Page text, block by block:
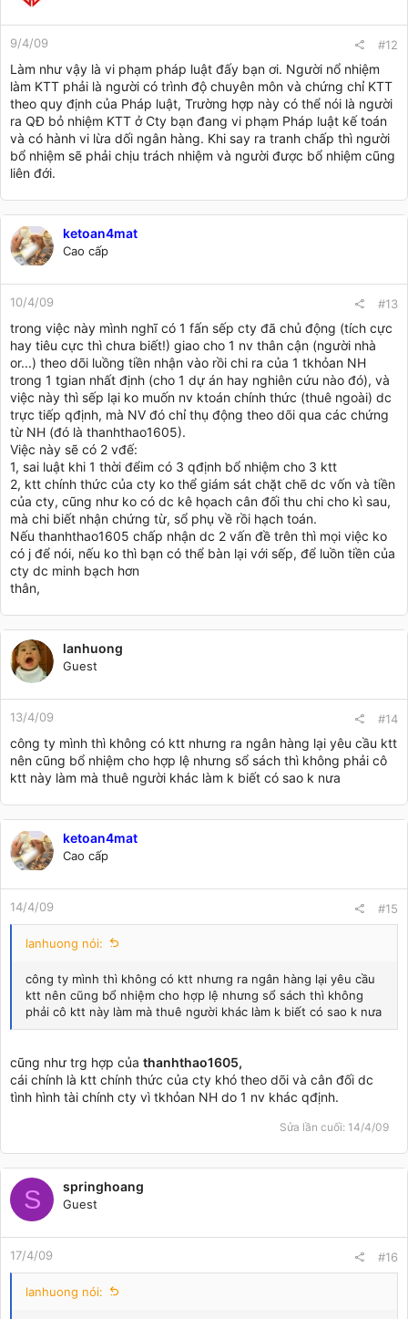
9/4/09 #12
Làm như vậy là vi phạm pháp luật đấy bạn ơi. Người nổ nhiệm
làm KTT phải là người có trình độ chuyên môn và chứng chỉ KTT
theo quy định của Pháp luật, Trường hợp này có thể nói là người
ra QĐ bỏ nhiệm KTT ở Cty bạn đang vi phạm Pháp luật kế toán
và có hành vi lừa dối ngân hàng. Khi say ra tranh chấp thì người
bổ nhiệm sẽ phải chịu trách nhiệm và người được bổ nhiệm cũng
liên đới.
ketoan4mat
Cao cấp
10/4/09 #13
trong việc này mình nghĩ có 1 fấn sếp cty đã chủ động (tích cực
hay tiêu cực thì chưa biết!) giao cho 1 nv thân cận (người nhà
or...) theo dõi luồng tiền nhận vào rồi chi ra của 1 tkhỏan NH
trong 1 tgian nhất định (cho 1 dự án hay nghiên cứu nào đó), và
việc này thì sếp lại ko muốn nv ktoán chính thức (thuê ngoài) dc
trực tiếp qđịnh, mà NV đó chỉ thụ động theo dõi qua các chứng
từ NH (đó là thanhthao1605).
Việc này sẽ có 2 vđế:
1, sai luật khi 1 thời đểim có 3 qđịnh bổ nhiệm cho 3 ktt
2, ktt chính thức của cty ko thể giám sát chặt chẽ dc vốn và tiền
của cty, cũng như ko có dc kê họach cân đối thu chi cho kì sau,
mà chi biết nhận chứng từ, sổ phụ về rồi hạch toán.
Nếu thanhthao1605 chấp nhận dc 2 vấn đề trên thì mọi việc ko
có j để nói, nếu ko thì bạn có thể bàn lại với sếp, để luồn tiền của
cty dc minh bạch hơn
thân,
lanhuong
Guest
13/4/09 #14
công ty mình thì không có ktt nhưng ra ngân hàng lại yêu cầu ktt
nên cũng bổ nhiệm cho hợp lệ nhưng sổ sách thì không phải cô
ktt này làm mà thuê người khác làm k biết có sao k nưa
ketoan4mat
Cao cấp
14/4/09 #15
lanhuong nói:
công ty mình thì không có ktt nhưng ra ngân hàng lại yêu cầu
ktt nên cũng bổ nhiệm cho hợp lệ nhưng sổ sách thì không
phải cô ktt này làm mà thuê người khác làm k biết có sao k nưa
cũng như trg hợp của thanhthao1605,
cái chính là ktt chính thức của cty khó theo dõi và cân đối dc
tình hình tài chính cty vì tkhỏan NH do 1 nv khác qđịnh.
Sửa lần cuối: 14/4/09
S springhoang
Guest
17/4/09 #16
lanhuong nói: